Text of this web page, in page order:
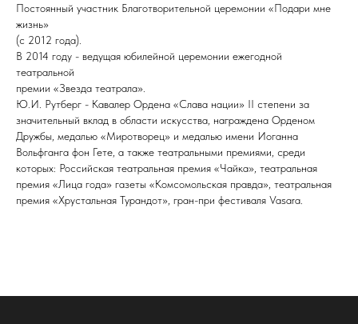
Постоянный участник Благотворительной церемонии «Подари мне
жизнь»
(с 2012 года).
В 2014 году - ведущая юбилейной церемонии ежегодной
театральной
премии «Звезда театрала».
Ю.И. Рутберг - Кавалер Ордена «Слава нации» II степени за
значительный вклад в области искусства, награждена Орденом
Дружбы, медалью «Миротворец» и медалью имени Иоганна
Вольфганга фон Гете, а также театральными премиями, среди
которых: Российская театральная премия «Чайка», театральная
премия «Лица года» газеты «Комсомольская правда», театральная
премия «Хрустальная Турандот», гран-при феcтиваля Vasara.